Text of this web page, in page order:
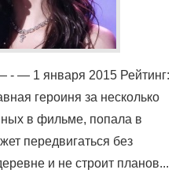
- — 1 января 2015 Рейтинг:
героиня за несколько
в фильме, попала в
передвигаться без
и не строит планов...